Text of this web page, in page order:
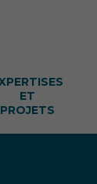
ET
PROJETS